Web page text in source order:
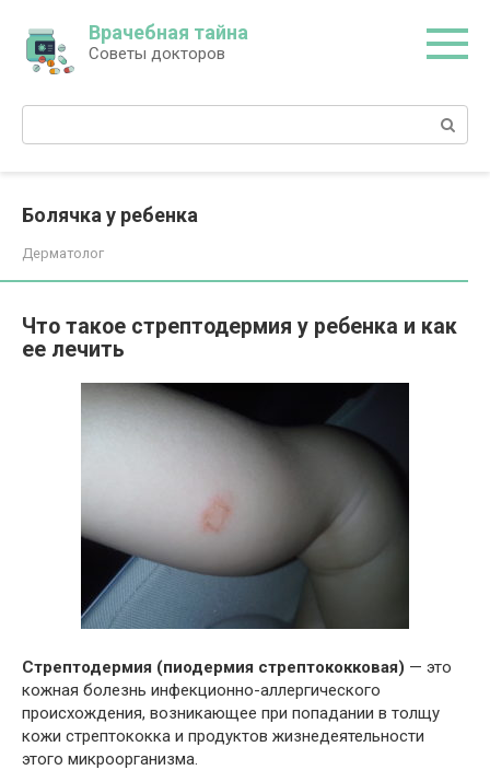
контенту
Врачебная тайна
Советы докторов
Поиск:
Болячка у ребенка
Дерматолог
Что такое стрептодермия у ребенка и как
ее лечить
Стрептодермия (пиодермия стрептококковая) — это
кожная болезнь инфекционно-аллергического
происхождения, возникающее при попадании в толщу
кожи стрептококка и продуктов жизнедеятельности
этого микроорганизма.